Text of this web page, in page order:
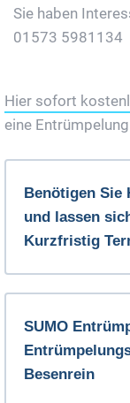
Sie haben
01573 5981134
Hier sofort
eine
Benötigen Sie
und lassen
Kurzfristig
SUMO
Besenrein